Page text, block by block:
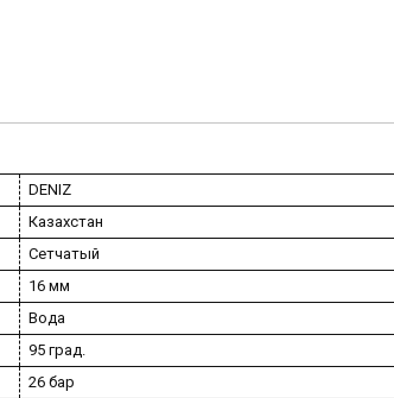
DENIZ
Казахстан
Сетчатый
16 мм
Вода
95 град.
26 бар